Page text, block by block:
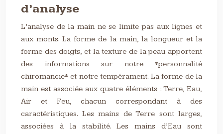
d’analyse
L’analyse de la main ne se limite pas aux lignes et
aux monts. La forme de la main, la longueur et la
forme des doigts, et la texture de la peau apportent
des informations sur notre *personnalité
chiromancie* et notre tempérament. La forme de la
main est associée aux quatre éléments : Terre, Eau,
Air et Feu, chacun correspondant à des
caractéristiques. Les mains de Terre sont larges,
associées à la stabilité. Les mains d’Eau sont